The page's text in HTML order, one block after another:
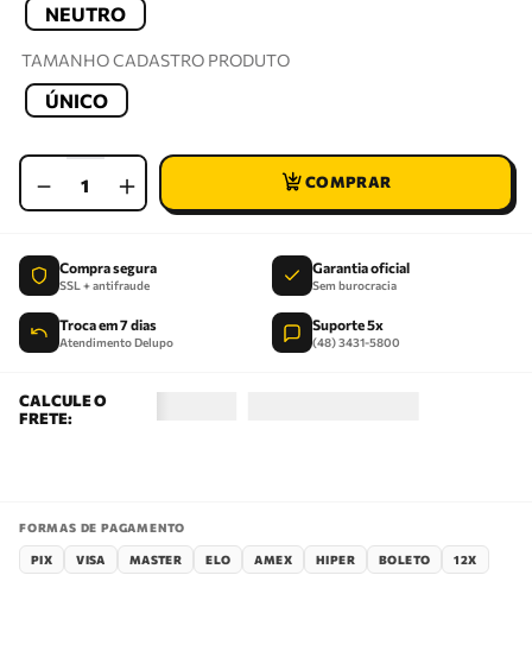
NEUTRO
TAMANHO CADASTRO PRODUTO
ÚNICO
＋
－
Compra segura
SSL + antifraude
Garantia oficial
Sem burocracia
Troca em 7 dias
Atendimento Delupo
Suporte 5x
(48) 3431-5800
FORMAS DE PAGAMENTO
PIX VISA MASTER ELO AMEX HIPER BOLETO 12X